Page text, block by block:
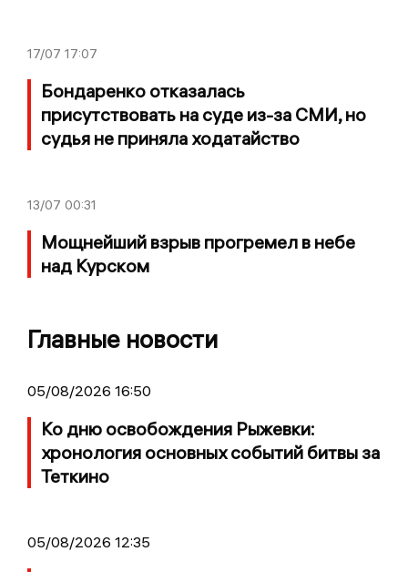
17/07 17:07
Бондаренко отказалась
присутствовать на суде из-за СМИ, но
судья не приняла ходатайство
13/07 00:31
Мощнейший взрыв прогремел в небе
над Курском
Главные новости
05/08/2026 16:50
Ко дню освобождения Рыжевки:
хронология основных событий битвы за
Теткино
05/08/2026 12:35